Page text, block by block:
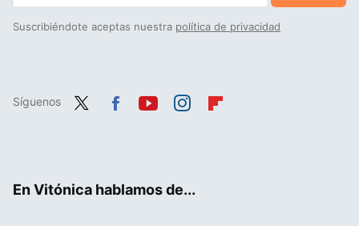
Suscribiéndote aceptas nuestra política de privacidad
Síguenos
En Vitónica hablamos de...